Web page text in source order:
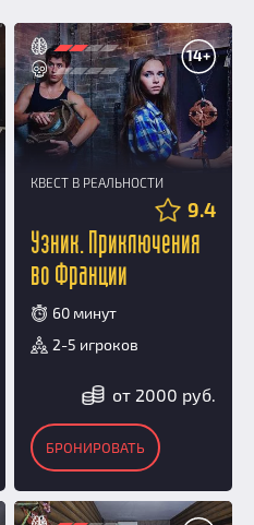
14+
КВЕСТ В РЕАЛЬНОСТИ
9.4
Узник. Приключения
во Франции
60 минут
2-5 игроков
от 2000 руб.
БРОНИРОВАТЬ